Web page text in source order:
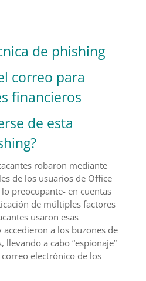
de phishing
correo para
financieros
de esta
robaron mediante
de los usuarios de Office
preocupante- en cuentas
de múltiples factores
usaron esas
accedieron a los buzones de
a cabo “espionaje”
electrónico de los